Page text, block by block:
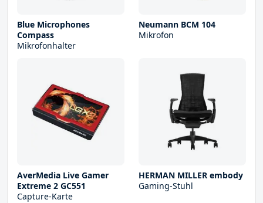
Blue Microphones
Compass
Mikrofonhalter
Neumann BCM 104
Mikrofon
AverMedia Live Gamer
Extreme 2 GC551
Capture-Karte
HERMAN MILLER embody
Gaming-Stuhl